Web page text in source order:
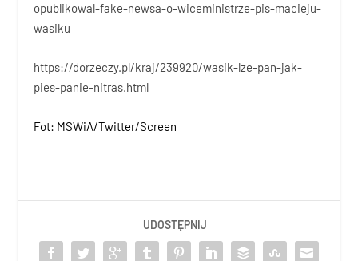
opublikowal-fake-newsa-o-wiceministrze-pis-macieju-
wasiku
https://dorzeczy.pl/kraj/239920/wasik-lze-pan-jak-
pies-panie-nitras.html
Fot: MSWiA/Twitter/Screen
UDOSTĘPNIJ